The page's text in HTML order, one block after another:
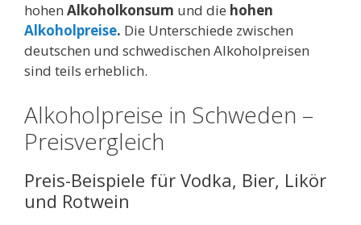
hohen Alkoholkonsum und die hohen
Alkoholpreise. Die Unterschiede zwischen
deutschen und schwedischen Alkoholpreisen
sind teils erheblich.
Alkoholpreise in Schweden –
Preisvergleich
Preis-Beispiele für Vodka, Bier, Likör
und Rotwein